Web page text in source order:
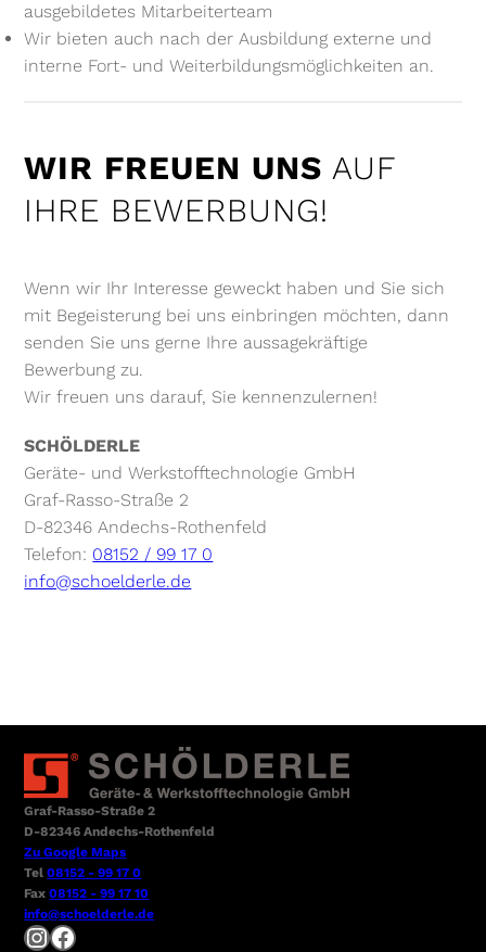
ausgebildetes Mitarbeiterteam
Wir bieten auch nach der Ausbildung externe und
interne Fort- und Weiterbildungsmöglichkeiten an.
WIR FREUEN UNS AUF
IHRE BEWERBUNG!
Wenn wir Ihr Interesse geweckt haben und Sie sich
mit Begeisterung bei uns einbringen möchten, dann
senden Sie uns gerne Ihre aussagekräftige
Bewerbung zu.
Wir freuen uns darauf, Sie kennenzulernen!
SCHÖLDERLE
Geräte- und Werkstofftechnologie GmbH
Graf-Rasso-Straße 2
D-82346 Andechs-Rothenfeld
Telefon: 08152 / 99 17 0
info@schoelderle.de
Graf-Rasso-Straße 2
D-82346 Andechs-Rothenfeld
Zu Google Maps
Tel08152 - 99 17 0
Fax08152 - 99 17 10
info@schoelderle.de
InstagramFacebook